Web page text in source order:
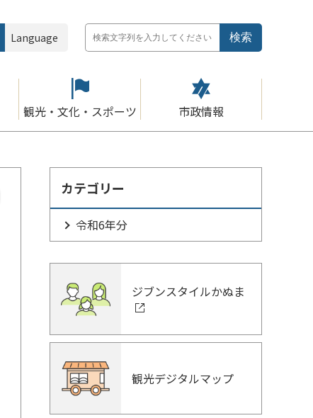
Language
観光・文化・スポーツ 市政情報
カテゴリー
令和6年分
ジブンスタイルかぬま
観光デジタルマップ